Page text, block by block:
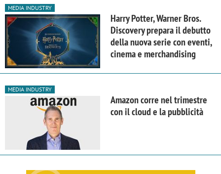
MEDIA INDUSTRY
Harry Potter, Warner Bros.
Discovery prepara il debutto
della nuova serie con eventi,
cinema e merchandising
MEDIA INDUSTRY
Amazon corre nel trimestre
con il cloud e la pubblicità